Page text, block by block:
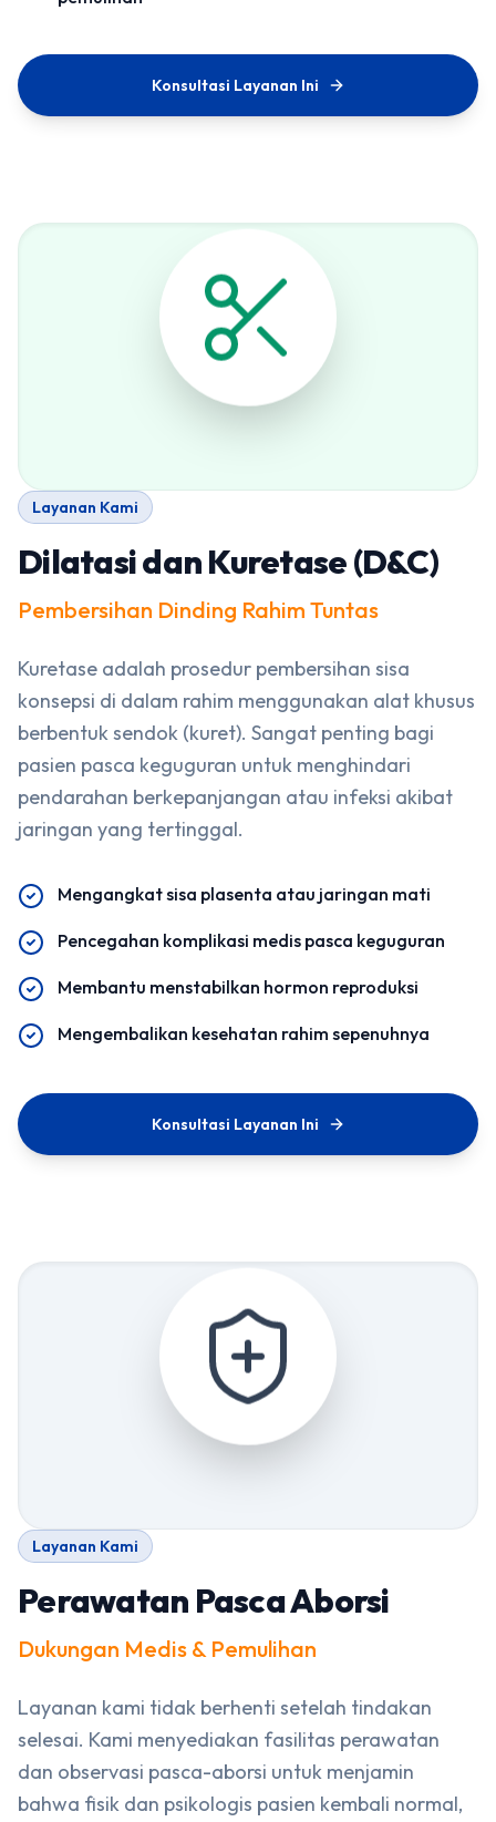
Konsultasi Layanan Ini
Layanan Kami
Dilatasi dan Kuretase (D&C)
Pembersihan Dinding Rahim Tuntas
Kuretase adalah prosedur pembersihan sisa
konsepsi di dalam rahim menggunakan alat khusus
berbentuk sendok (kuret). Sangat penting bagi
pasien pasca keguguran untuk menghindari
pendarahan berkepanjangan atau infeksi akibat
jaringan yang tertinggal.
Mengangkat sisa plasenta atau jaringan mati
Pencegahan komplikasi medis pasca keguguran
Membantu menstabilkan hormon reproduksi
Mengembalikan kesehatan rahim sepenuhnya
Konsultasi Layanan Ini
Layanan Kami
Perawatan Pasca Aborsi
Dukungan Medis & Pemulihan
Layanan kami tidak berhenti setelah tindakan
selesai. Kami menyediakan fasilitas perawatan
dan observasi pasca-aborsi untuk menjamin
bahwa fisik dan psikologis pasien kembali normal,